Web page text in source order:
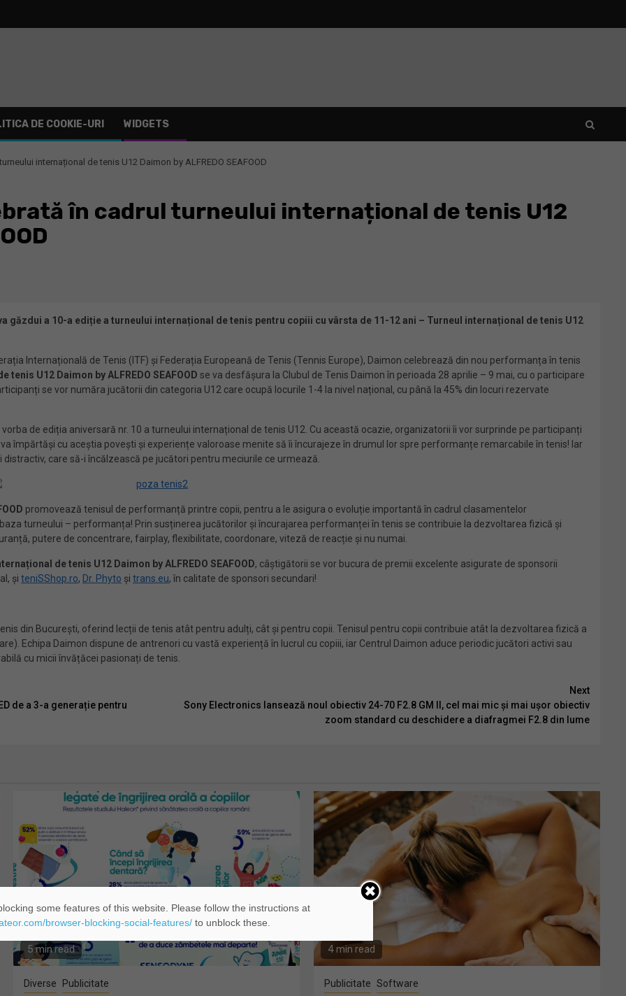
DE COOKIE-URI WIDGETS
internațional de tenis U12 Daimon by ALFREDO SEAFOOD
în cadrul turneului internațional de tenis U12
găzdui a 10-a ediție a turneului internațional de tenis pentru copiii cu vârsta de 11-12 ani – Turneul internațional de tenis U12
Internațională de Tenis (ITF) și Federația Europeană de Tenis (Tennis Europe), Daimon celebrează din nou performanța în tenis
tenis U12 Daimon by ALFREDO SEAFOOD se va desfășura la Clubul de Tenis Daimon în perioada 28 aprilie – 9 mai, cu o participare
se vor număra jucătorii din categoria U12 care ocupă locurile 1-4 la nivel național, cu până la 45% din locuri rezervate
de ediția aniversară nr. 10 a turneului internațional de tenis U12. Cu această ocazie, organizatorii îi vor surprinde pe participanți
împărtăși cu aceștia povești și experiențe valoroase menite să îi încurajeze în drumul lor spre performanțe remarcabile în tenis! Iar
care să-i încălzească pe jucători pentru meciurile ce urmează.
promovează tenisul de performanță printre copii, pentru a le asigura o evoluție importantă în cadrul clasamentelor
turneului – performanța! Prin susținerea jucătorilor și încurajarea performanței în tenis se contribuie la dezvoltarea fizică și
putere de concentrare, fairplay, flexibilitate, coordonare, viteză de reacție și nu numai.
de tenis U12 Daimon by ALFREDO SEAFOOD, câștigătorii se vor bucura de premii excelente asigurate de sponsorii
și teniSShop.ro, Dr. Phyto și trans.eu, în calitate de sponsori secundari!
din București, oferind lecții de tenis atât pentru adulți, cât și pentru copii. Tenisul pentru copii contribuie atât la dezvoltarea fizică a
Echipa Daimon dispune de antrenori cu vastă experiență în lucrul cu copiii, iar Centrul Daimon aduce periodic jucători activi sau
cu micii învățăcei pasionați de tenis.
de a 3-a generație pentru
Next
Sony Electronics lansează noul obiectiv 24-70 F2.8 GM II, cel mai mic și mai ușor obiectiv
zoom standard cu deschidere a diafragmei F2.8 din lume
5 min read
Diverse Publicitate
4 min read
Publicitate Software
some features of this website. Please follow the instructions at
browser-blocking-social-features/to unblock these.